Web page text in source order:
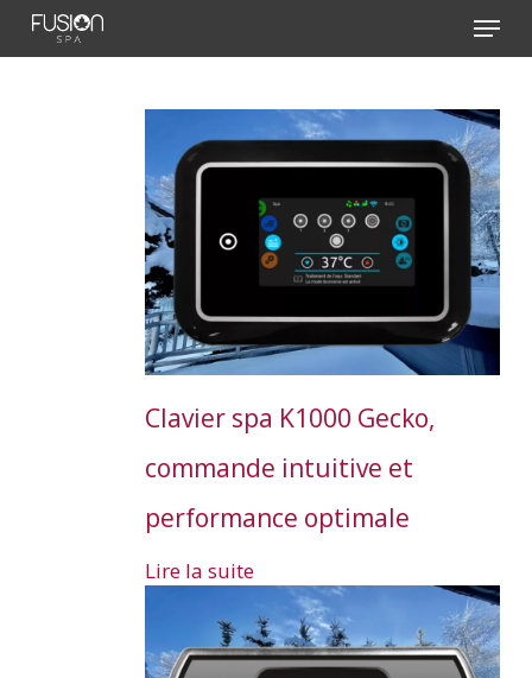
Skip
Menu
Clavier spa K1000 Gecko,
commande intuitive et
performance optimale
Lire la suite